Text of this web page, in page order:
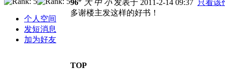
个人空间
发短消息
加为好友
96 大 中 小发表于 2011-2-14 09:37 只看该
多谢楼主发这样的好书！
TOP